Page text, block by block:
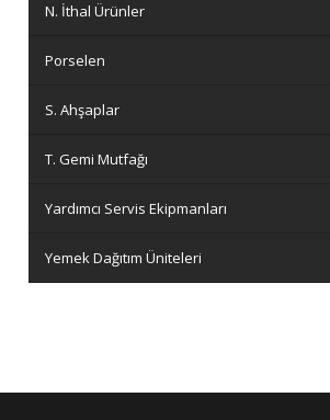
N. İthal Ürünler
Porselen
S. Ahşaplar
T. Gemi Mutfağı
Yardımcı Servis Ekipmanları
Yemek Dağıtım Üniteleri